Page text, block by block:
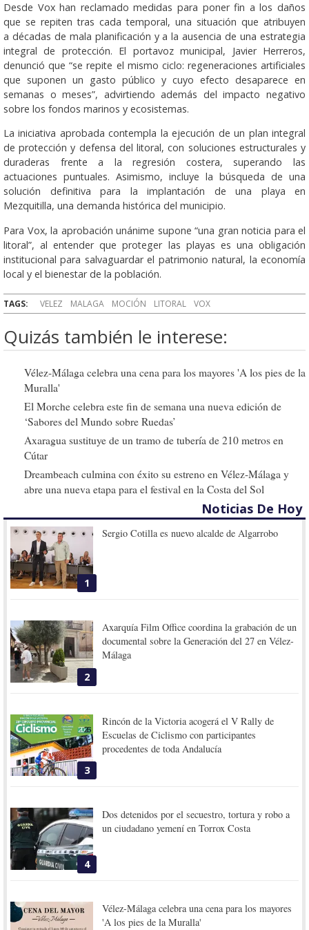
Desde Vox han reclamado medidas para poner fin a los daños
que se repiten tras cada temporal, una situación que atribuyen
a décadas de mala planificación y a la ausencia de una estrategia
integral de protección. El portavoz municipal, Javier Herreros,
denunció que “se repite el mismo ciclo: regeneraciones artificiales
que suponen un gasto público y cuyo efecto desaparece en
semanas o meses”, advirtiendo además del impacto negativo
sobre los fondos marinos y ecosistemas.
La iniciativa aprobada contempla la ejecución de un plan integral
de protección y defensa del litoral, con soluciones estructurales y
duraderas frente a la regresión costera, superando las
actuaciones puntuales. Asimismo, incluye la búsqueda de una
solución definitiva para la implantación de una playa en
Mezquitilla, una demanda histórica del municipio.
Para Vox, la aprobación unánime supone “una gran noticia para el
litoral”, al entender que proteger las playas es una obligación
institucional para salvaguardar el patrimonio natural, la economía
local y el bienestar de la población.
TAGS: VELEZ MALAGA MOCIÓN LITORAL VOX
Quizás también le interese:
Vélez-Málaga celebra una cena para los mayores 'A los pies de la
Muralla'
El Morche celebra este fin de semana una nueva edición de
‘Sabores del Mundo sobre Ruedas’
Axaragua sustituye de un tramo de tubería de 210 metros en
Cútar
Dreambeach culmina con éxito su estreno en Vélez-Málaga y
abre una nueva etapa para el festival en la Costa del Sol
Noticias De Hoy
1
Sergio Cotilla es nuevo alcalde de Algarrobo
2
Axarquía Film Office coordina la grabación de un
documental sobre la Generación del 27 en Vélez-
Málaga
3
Rincón de la Victoria acogerá el V Rally de
Escuelas de Ciclismo con participantes
procedentes de toda Andalucía
4
Dos detenidos por el secuestro, tortura y robo a
un ciudadano yemení en Torrox Costa
Vélez-Málaga celebra una cena para los mayores
'A los pies de la Muralla'